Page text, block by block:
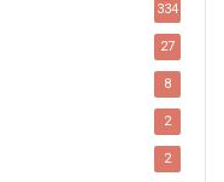
334
27
8
2
2